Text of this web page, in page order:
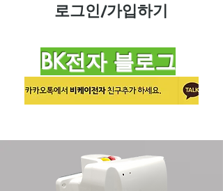
로그인/가입하기
BK전자 블로그